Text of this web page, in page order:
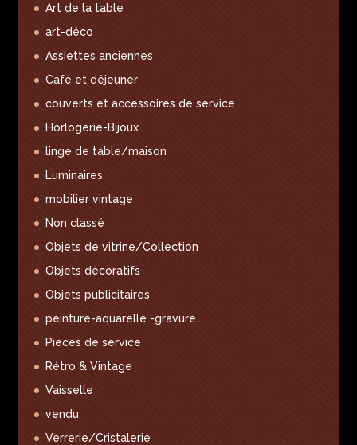
Art de la table
art-déco
Assiettes anciennes
Café et déjeuner
couverts et accessoires de service
Horlogerie-Bijoux
linge de table/maison
Luminaires
mobilier vintage
Non classé
Objets de vitrine/Collection
Objets décoratifs
Objets publicitaires
peinture-aquarelle -gravure....
Pieces de service
Rétro & Vintage
Vaisselle
vendu
Verrerie/Cristalerie